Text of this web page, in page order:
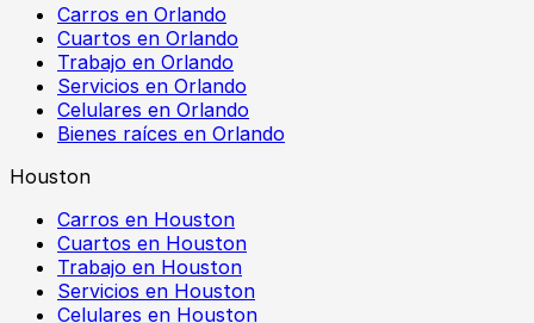
Carros en Orlando
Cuartos en Orlando
Trabajo en Orlando
Servicios en Orlando
Celulares en Orlando
Bienes raíces en Orlando
Houston
Carros en Houston
Cuartos en Houston
Trabajo en Houston
Servicios en Houston
Celulares en Houston